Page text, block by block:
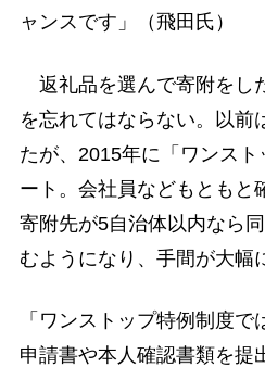
ャンスです」（飛田氏）
返礼品を選んで寄附をし
を忘れてはならない。以前
たが、2015年に「ワンス
ート。会社員などもともと
寄附先が5自治体以内なら
むようになり、手間が大幅
「ワンストップ特例制度
申請書や本人確認書類を提